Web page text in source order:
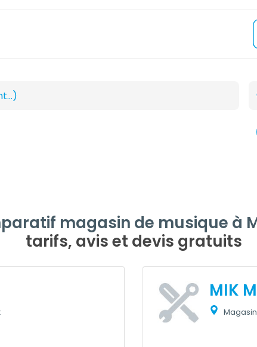
magasin de musique à
tarifs, avis et devis gratuits
MIK